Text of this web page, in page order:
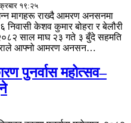
१९:२५
मागहरू राख्दै आमरण अनसनमा
केशव कुमार बोहरा र बेलौरी
साल माघ २३ गते ३ बुँदे सहमति
आफ्नो आमरण अनसन…
पुनर्वास महोत्सव–